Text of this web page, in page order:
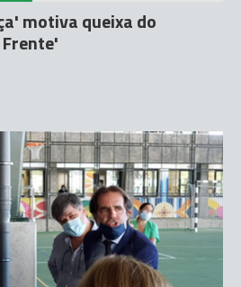
motiva queixa do